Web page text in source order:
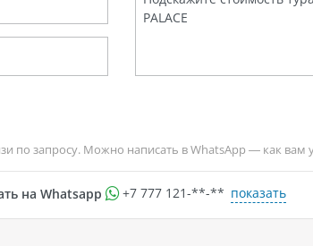
по запросу. Можно написать в WhatsApp — как вам
на Whatsapp +7 777 121-**-** показать